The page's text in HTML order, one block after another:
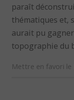
paraît
thématiques et,
aurait pu
topographie du
Mettre en favori le